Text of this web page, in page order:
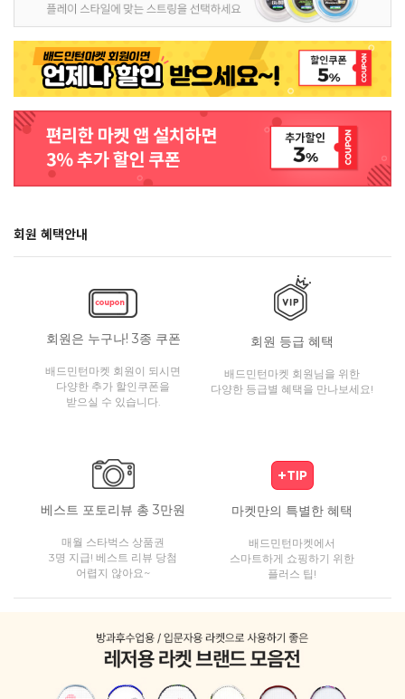
회원 혜택안내
회원은 누구나! 3종 쿠폰
배드민턴마켓 회원이 되시면
다양한 추가 할인쿠폰을
받으실 수 있습니다.
회원 등급 혜택
배드민턴마켓 회원님을 위한
다양한 등급별 혜택을 만나보세요!
베스트 포토리뷰 총 3만원
매월 스타벅스 상품권
3명 지급! 베스트 리뷰 당첨
어렵지 않아요~
마켓만의 특별한 혜택
배드민턴마켓에서
스마트하게 쇼핑하기 위한
플러스 팁!